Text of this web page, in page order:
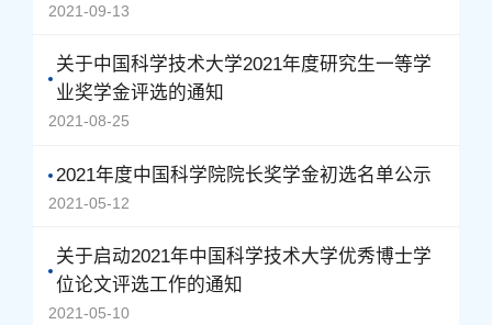
2021-09-13
关于中国科学技术大学2021年度研究生一等学
业奖学金评选的通知
2021-08-25
2021年度中国科学院院长奖学金初选名单公示
2021-05-12
关于启动2021年中国科学技术大学优秀博士学
位论文评选工作的通知
2021-05-10